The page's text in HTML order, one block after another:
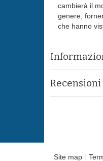
cambierà il
genere,
che hanno
Recensioni
Site map